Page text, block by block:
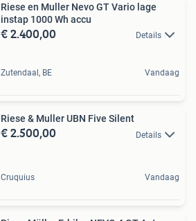
Riese en Muller Nevo GT Vario lage
instap 1000 Wh accu
€ 2.400,00 Details
Zutendaal, BE Vandaag
Riese & Muller UBN Five Silent
€ 2.500,00 Details
Cruquius Vandaag